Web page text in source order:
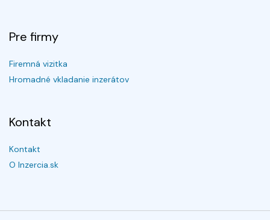
Pre firmy
Firemná vizitka
Hromadné vkladanie inzerátov
Kontakt
Kontakt
O Inzercia.sk